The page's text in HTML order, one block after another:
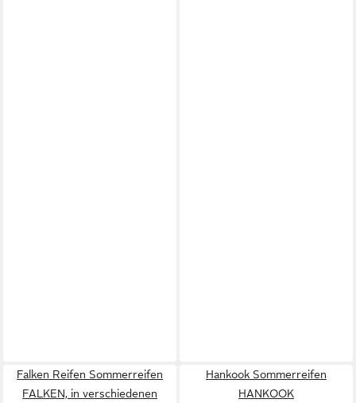
Falken Reifen Sommerreifen
FALKEN, in verschiedenen
Hankook Sommerreifen
HANKOOK